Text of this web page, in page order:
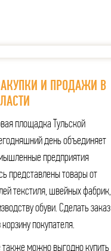
И ПРОДАЖИ В
площадка Тульской
день объединяет
предприятия
представлены товары от
текстиля, швейных фабрик,
обуви. Сделать заказ
покупателя.
можно выгодно купить